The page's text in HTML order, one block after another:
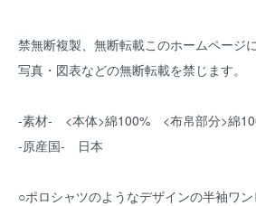
禁無断複製、無断転載このホームページ
写真・図表などの無断転載を禁じます。
-素材- <本体>綿100% <布帛部分>綿
-原産国- 日本
○ポロシャツのようなデザインの半袖ワン